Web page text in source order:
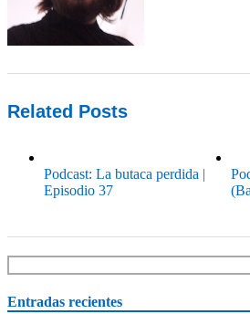
Related Posts
Podcast: La butaca perdida |
Episodio 37
Entradas recientes